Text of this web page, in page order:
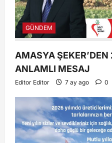
GÜNDEM
AMASYA
ANLAMLI MESAJ
Editor Editor 7 ay ago 0